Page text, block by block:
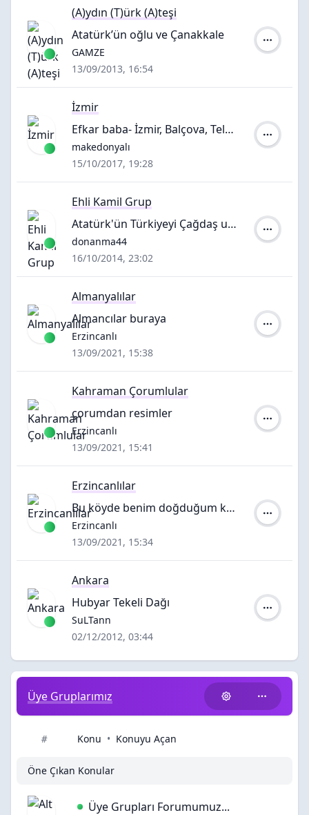
(A)ydın (T)ürk (A)teşi
Atatürk’ün oğlu ve Çanakkale
Yazar:
GAMZE
13/09/2013, 16:54
İzmir
Efkar baba- İzmir, Balçova, Teleferik.
Yazar:
makedonyalı
15/10/2017, 19:28
Ehli Kamil Grup
Atatürk'ün Türkiyeyi Çağdaş uygarlık düzeyine çıkarmak için Yaptıkları
Yazar:
donanma44
16/10/2014, 23:02
Almanyalılar
Almancılar buraya
Yazar:
Erzincanlı
13/09/2021, 15:38
Kahraman Çorumlular
çorumdan resimler
Yazar:
Erzincanlı
13/09/2021, 15:41
Erzincanlılar
Bu köyde benim doğduğum köy
Yazar:
Erzincanlı
13/09/2021, 15:34
Ankara
Hubyar Tekeli Dağı
Yazar:
SuLTann
02/12/2012, 03:44
Üye Gruplarımız
# Konu • Konuyu Açan
Öne Çıkan Konular
Üye Grupları Forumumuz...